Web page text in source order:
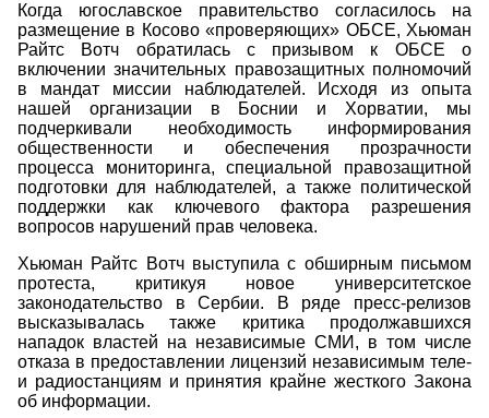
Когда югославское правительство согласилось на
размещение в Косово «проверяющих» ОБСЕ, Хьюман
Райтс Вотч обратилась с призывом к ОБСЕ о
включении значительных правозащитных полномочий
в мандат миссии наблюдателей. Исходя из опыта
нашей организации в Боснии и Хорватии, мы
подчеркивали необходимость информирования
общественности и обеспечения прозрачности
процесса мониторинга, специальной правозащитной
подготовки для наблюдателей, а также политической
поддержки как ключевого фактора разрешения
вопросов нарушений прав человека.
Хьюман Райтс Вотч выступила с обширным письмом
протеста, критикуя новое университетское
законодательство в Сербии. В ряде пресс-релизов
высказывалась также критика продолжавшихся
нападок властей на независимые СМИ, в том числе
отказа в предоставлении лицензий независимым теле-
и радиостанциям и принятия крайне жесткого Закона
об информации.